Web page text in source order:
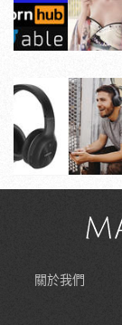
關於我們